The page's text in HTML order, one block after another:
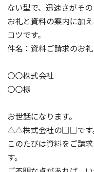
ない型で、迅速さがそ
お礼と資料の案内に加
コツです。
件名：資料ご請求のお
〇〇株式会社
〇〇様
お世話になります。
△△株式会社の□□です
このたびは資料をご請
す。